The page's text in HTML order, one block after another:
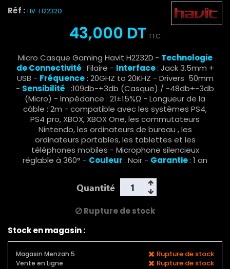
Réf : HV-H2232D
43,000 DT TTC
Micro Casque Gaming Havit H2232D - Technologie
de Connectivité: Filaire - Interface: Jack 3.5mm +
USB - Fréquence: 20GHZ to 20KHZ - Drivers 50mm
- Sensibilité : :109db-+3db (Casque) / -48db+-3db
(Micro) - Impédance : 21±15%Ω - Longueur de la
câble : 2m - compatible avec les systèmes PS4,
PS4 pro, XBOX, XBOX One, les commutateurs
Nintendo, les ordinateurs de bureau , les
ordinateurs portables, les tablettes et les
téléphones mobiles - Microphone silencieux
réglable à 360° - Couleur: Noir - Garantie: 1 an
Quantité
Rupture de stock
Stock en magasin :
Magasin Menzah 5 Rupture de stock
Vente en Ligne Rupture de stock